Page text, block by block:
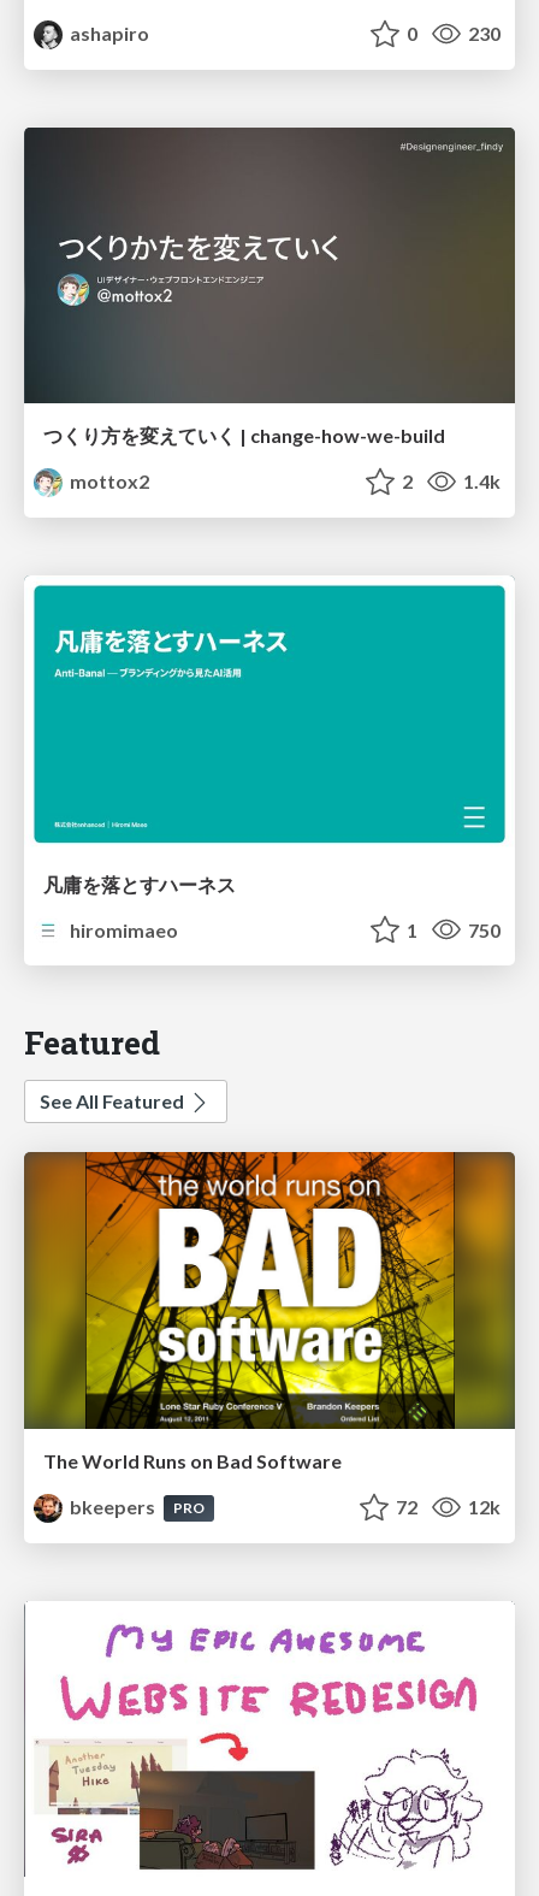
ashapiro 0 230
つくり方を変えていく | change-how-we-build
mottox2
2 1.4k
凡庸を落とすハーネス
hiromimaeo
1 750
Featured
See All Featured
The World Runs on Bad Software
bkeepers
PRO 72 12k